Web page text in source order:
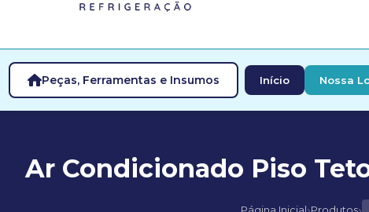
Peças, Ferramentas e Insumos Início Nossa
Ar Condicionado Piso